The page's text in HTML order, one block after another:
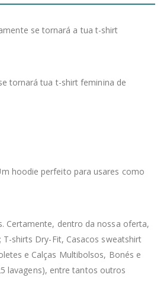
se tornará a tua t-shirt
tornará tua t-shirt feminina de
hoodie perfeito para usares como
Certamente, dentro da nossa oferta,
shirts Dry-Fit, Casacos sweatshirt
e Calças Multibolsos, Bonés e
lavagens), entre tantos outros